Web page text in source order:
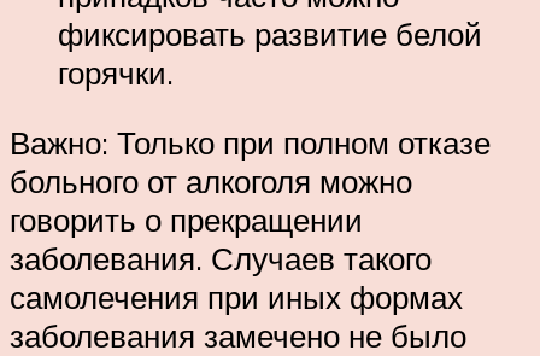
фиксировать развитие белой
горячки.
Важно: Только при полном отказе
больного от алкоголя можно
говорить о прекращении
заболевания. Случаев такого
самолечения при иных формах
заболевания замечено не было